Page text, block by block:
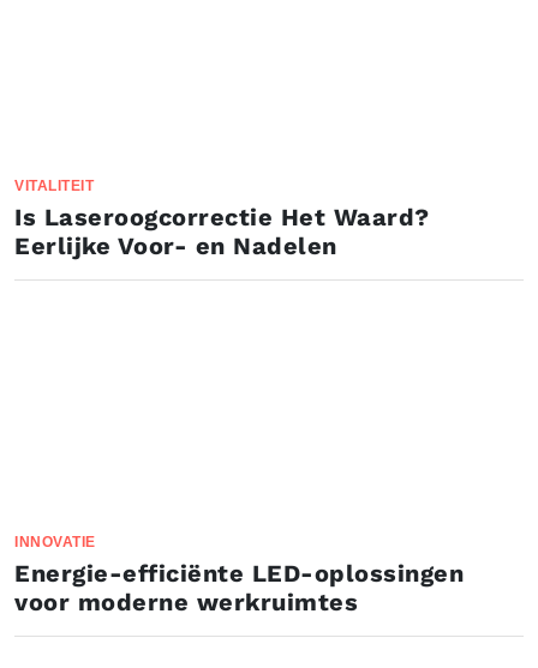
VITALITEIT
Is Laseroogcorrectie Het Waard?
Eerlijke Voor- en Nadelen
INNOVATIE
Energie-efficiënte LED-oplossingen
voor moderne werkruimtes